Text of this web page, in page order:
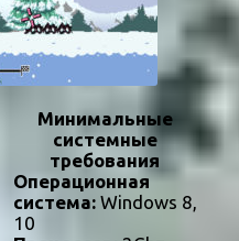
Минимальные
системные
требования
Операционная
система:Windows 8,
10